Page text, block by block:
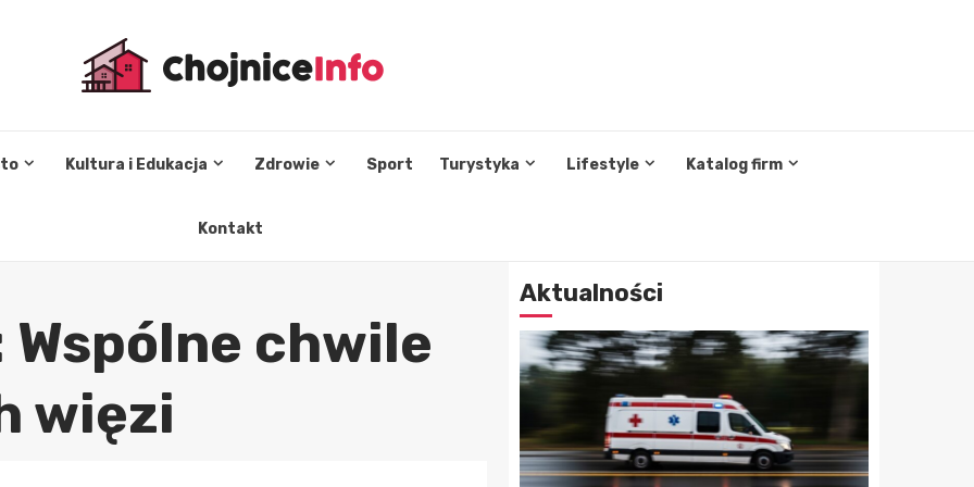
Kultura i Edukacja Zdrowie Sport Turystyka Lifestyle Katalog firm
Kontakt
Wspólne chwile
więzi
Aktualności